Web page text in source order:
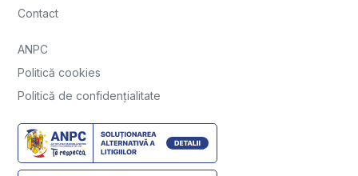
Contact
ANPC
Politică cookies
Politică de confidențialitate